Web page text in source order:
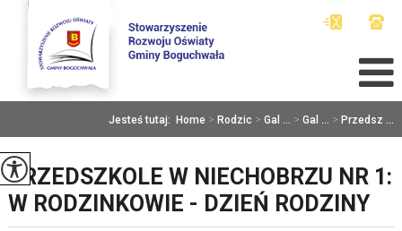
Jesteś tutaj: Home > Rodzic > Gal ... > Gal ... > Przedsz ...
PRZEDSZKOLE W NIECHOBRZU NR 1:
W RODZINKOWIE - DZIEŃ RODZINY